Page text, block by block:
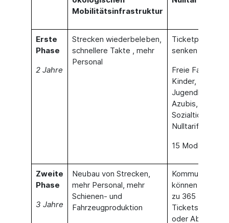
Mobilitätsinfrastruktur
Erste
Phase
2 Jahre
Strecken wiederbeleben,
schnellere Takte , mehr
Personal
Ticketpreise
senken
Freie Fahrt für
Kinder,
Jugendliche &
Azubis,
Sozialticket zum
Nulltarif
15
Zweite
Phase
3 Jahre
Neubau von Strecken,
mehr Personal, mehr
Schienen- und
Fahrzeugproduktion
Kommunen
können
zu 365 Euro-
Tickets erhalten
oder Abgaben